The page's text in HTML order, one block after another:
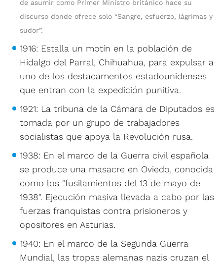
de asumir como Primer Ministro británico hace su
discurso donde ofrece solo “Sangre, esfuerzo, lágrimas y
sudor”.
1916: Estalla un motín en la población de
Hidalgo del Parral, Chihuahua, para expulsar a
uno de los destacamentos estadounidenses
que entran con la expedición punitiva.
1921: La tribuna de la Cámara de Diputados es
tomada por un grupo de trabajadores
socialistas que apoya la Revolución rusa.
1938: En el marco de la Guerra civil española
se produce una masacre en Oviedo, conocida
como los "fusilamientos del 13 de mayo de
1938". Ejecución masiva llevada a cabo por las
fuerzas franquistas contra prisioneros y
opositores en Asturias.
1940: En el marco de la Segunda Guerra
Mundial, las tropas alemanas nazis cruzan el